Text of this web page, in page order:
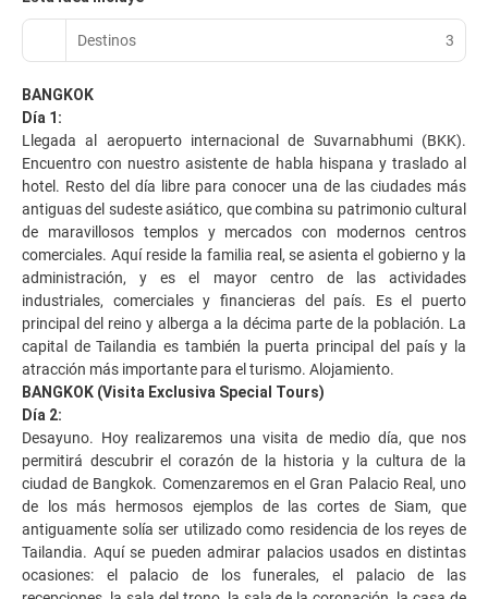
Destinos 3
BANGKOK
Día 1:
Llegada al aeropuerto internacional de Suvarnabhumi (BKK).
Encuentro con nuestro asistente de habla hispana y traslado al
hotel. Resto del día libre para conocer una de las ciudades más
antiguas del sudeste asiático, que combina su patrimonio cultural
de maravillosos templos y mercados con modernos centros
comerciales. Aquí reside la familia real, se asienta el gobierno y la
administración, y es el mayor centro de las actividades
industriales, comerciales y financieras del país. Es el puerto
principal del reino y alberga a la décima parte de la población. La
capital de Tailandia es también la puerta principal del país y la
atracción más importante para el turismo. Alojamiento.
BANGKOK (Visita Exclusiva Special Tours)
Día 2:
Desayuno. Hoy realizaremos una visita de medio día, que nos
permitirá descubrir el corazón de la historia y la cultura de la
ciudad de Bangkok. Comenzaremos en el Gran Palacio Real, uno
de los más hermosos ejemplos de las cortes de Siam, que
antiguamente solía ser utilizado como residencia de los reyes de
Tailandia. Aquí se pueden admirar palacios usados en distintas
ocasiones: el palacio de los funerales, el palacio de las